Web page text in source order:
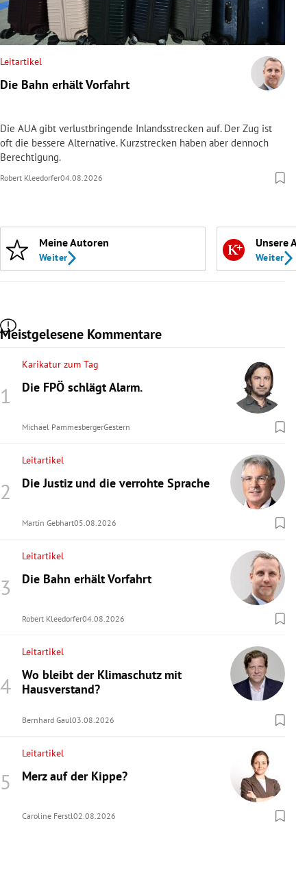
Leitartikel
Die Bahn erhält Vorfahrt
Die AUA gibt verlustbringende Inlandsstrecken auf. Der Zug ist
oft die bessere Alternative. Kurzstrecken haben aber dennoch
Berechtigung.
Robert Kleedorfer04.08.2026
Meine Autoren
Weiter
Unsere
Weiter
Meistgelesene Kommentare
Karikatur zum Tag
Die FPÖ schlägt Alarm.
Michael PammesbergerGestern
Leitartikel
Die Justiz und die verrohte Sprache
Martin Gebhart05.08.2026
Leitartikel
Die Bahn erhält Vorfahrt
Robert Kleedorfer04.08.2026
Leitartikel
Wo bleibt der Klimaschutz mit
Hausverstand?
Bernhard Gaul03.08.2026
Leitartikel
Merz auf der Kippe?
Caroline Ferstl02.08.2026